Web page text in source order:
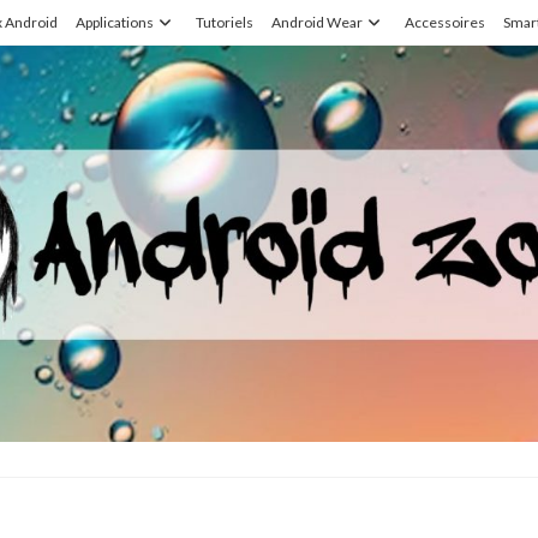
Android Applications Tutoriels Android Wear Accessoires